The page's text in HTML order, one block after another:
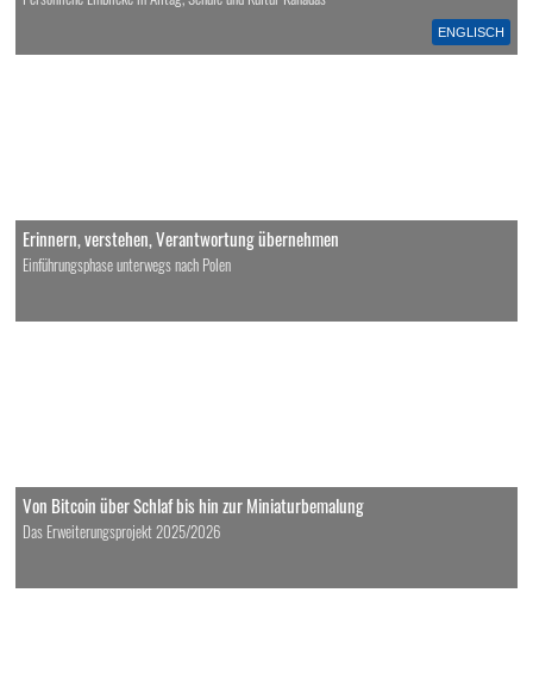
ENGLISCH
Erinnern, verstehen, Verantwortung übernehmen
Einführungsphase unterwegs nach Polen
Von Bitcoin über Schlaf bis hin zur Miniaturbemalung
Das Erweiterungsprojekt 2025/2026